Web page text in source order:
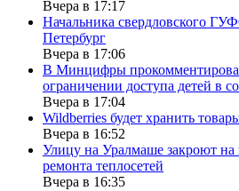
Вчера в 17:17
Начальника свердловского
Петербург
Вчера в 17:06
В Минцифры
ограничении доступа детей в
Вчера в 17:04
Wildberries будет хранить
Вчера в 16:52
Улицу на Уралмаше закроют на
ремонта теплосетей
Вчера в 16:35